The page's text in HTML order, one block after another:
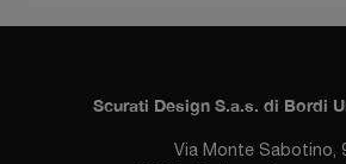
Scurati Design S.a.s. di Bordi
Via Monte Sabotino,